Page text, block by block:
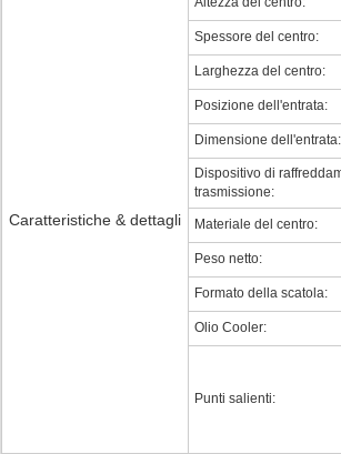
Caratteristiche & dettagli
Spessore del centro:
Larghezza del centro:
Posizione dell'entrata:
Dimensione dell'entrata:
Dispositivo di
trasmissione:
Materiale del centro:
Peso netto:
Formato della scatola:
Olio Cooler:
Punti salienti: